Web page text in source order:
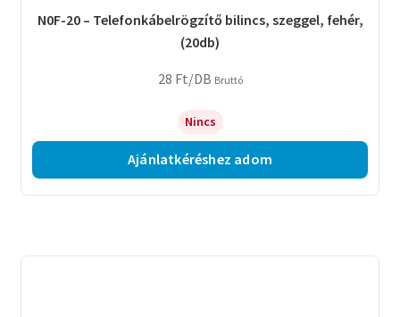
N0F-20 – Telefonkábelrögzítő bilincs, szeggel, fehér,
(20db)
28 Ft/DB Bruttó
Nincs
Ajánlatkéréshez adom